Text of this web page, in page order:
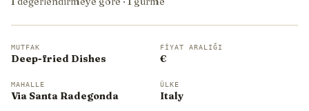
MUTFAK
Deep-fried Dishes
FIYAT ARALIĞI
€
MAHALLE
Via Santa Radegonda
ÜLKE
Italy